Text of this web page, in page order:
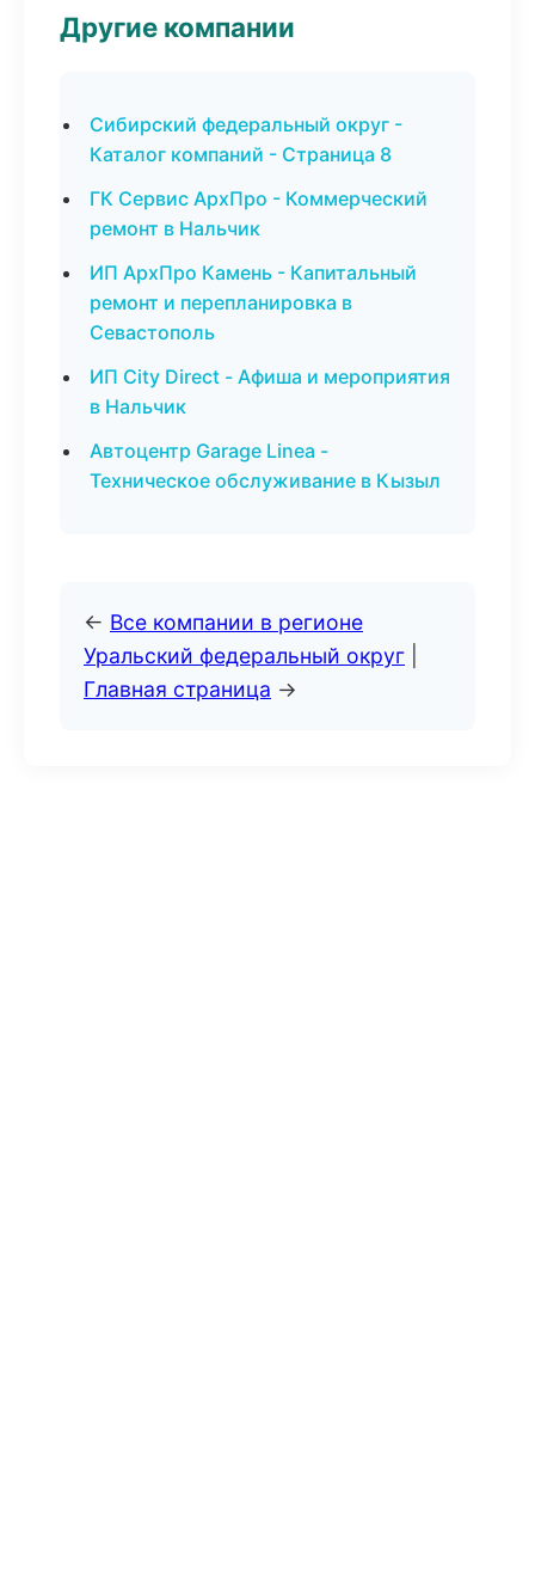
Другие компании
Сибирский федеральный округ -
Каталог компаний - Страница 8
ГК Сервис АрхПро - Коммерческий
ремонт в Нальчик
ИП АрхПро Камень - Капитальный
ремонт и перепланировка в
Севастополь
ИП City Direct - Афиша и мероприятия
в Нальчик
Автоцентр Garage Linea -
Техническое обслуживание в Кызыл
← Все компании в регионе
Уральский федеральный округ
Главная страница →